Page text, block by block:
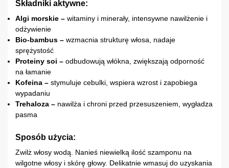
Składniki aktywne:
Algi morskie – witaminy i minerały, intensywne nawilżenie i
odżywienie
Bio-bambus – wzmacnia strukturę włosa, nadaje
sprężystość
Proteiny soi – odbudowują włókna, zwiększają odporność
na łamanie
Kofeina – stymuluje cebulki, wspiera wzrost i zapobiega
wypadaniu
Trehaloza – nawilża i chroni przed przesuszeniem, wygładza
pasma
Sposób użycia:
Zwilż włosy wodą. Nanieś niewielką ilość szamponu na
wilgotne włosy i skórę głowy. Delikatnie wmasuj do uzyskania